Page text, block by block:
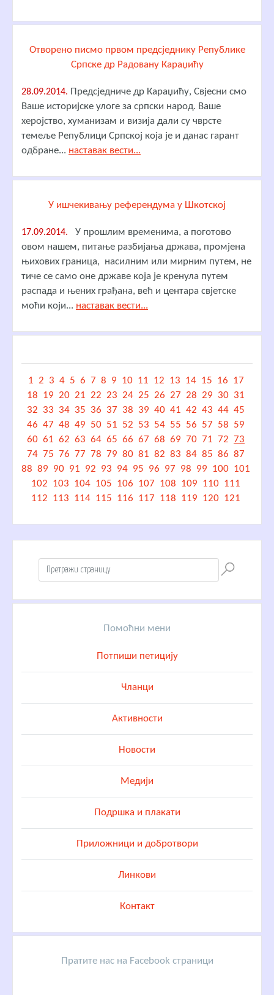
Отворено писмо првом предсједнику Републике
Српске др Радовану Караџићу
28.09.2014. Предсједниче др Караџићу, Свјесни смо
Ваше историјске улоге за српски народ. Ваше
херојство, хуманизам и визија дали су чврсте
темеље Републици Српској која је и данас гарант
одбране... наставак вести...
У ишчекивању референдума у Шкотској
17.09.2014. У прошлим временима, а поготово
овом нашем, питање разбијања држава, промјена
њихових граница, насилним или мирним путем, не
тиче се само оне државе која је кренула путем
распада и њених грађана, већ и центара свјетске
моћи који... наставак вести...
1 2 3 4 5 6 7 8 9 10 11 12 13 14 15 16 17
18 19 20 21 22 23 24 25 26 27 28 29 30 31
32 33 34 35 36 37 38 39 40 41 42 43 44 45
46 47 48 49 50 51 52 53 54 55 56 57 58 59
60 61 62 63 64 65 66 67 68 69 70 71 72 73
74 75 76 77 78 79 80 81 82 83 84 85 86 87
88 89 90 91 92 93 94 95 96 97 98 99 100 101
102 103 104 105 106 107 108 109 110 111
112 113 114 115 116 117 118 119 120 121
Помоћни мени
Потпиши петицију
Чланци
Активности
Новости
Медији
Подршка и плакати
Приложници и добротвори
Линкови
Контакт
Пратите нас на Facebook страници